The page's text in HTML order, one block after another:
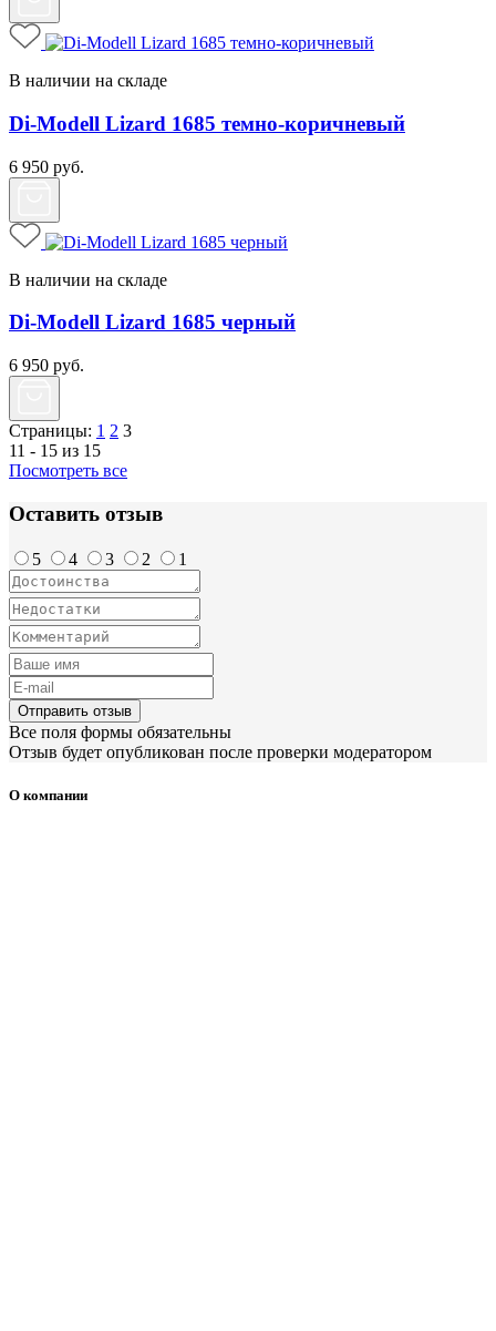
В наличии на складе
Di-Modell Lizard 1685 темно-коричневый
6 950 руб.
В наличии на складе
Di-Modell Lizard 1685 черный
6 950 руб.
Страницы: 1 2 3
11 - 15 из 15
Посмотреть все
Оставить отзыв
5 4 3 2 1
Отправить отзыв
Все поля формы обязательны
Отзыв будет опубликован после проверки модератором
О компании